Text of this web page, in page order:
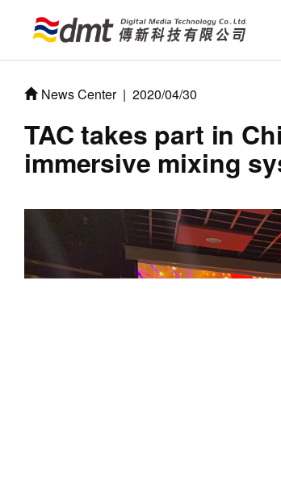
News Center | 2020/04/30
TAC takes part in
immersive mixing